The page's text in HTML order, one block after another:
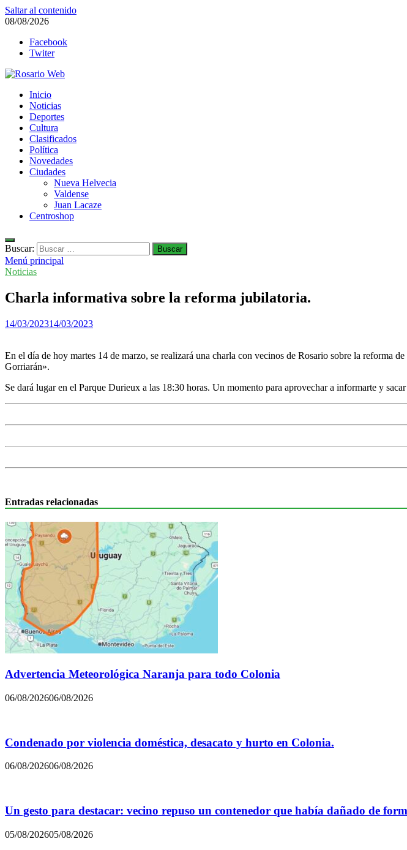
Saltar al contenido
08/08/2026
Facebook
Twiter
Rosario Web
Todas la noticias de Rosario y la zona
Inicio
Noticias
Deportes
Cultura
Clasificados
Política
Novedades
Ciudades
Nueva Helvecia
Valdense
Juan Lacaze
Centroshop
Buscar:
Menú principal
Noticias
Charla informativa sobre la reforma jubilatoria.
14/03/202314/03/2023
En el día de hoy martes 14 de marzo, se realizará una charla con vecinos de Rosario sobre la reforma
Gorriarán».
Se dará lugar en el Parque Durieux a las 18:30 horas. Un momento para aprovechar a informarte y sacar
Entradas relacionadas
Advertencia Meteorológica Naranja para todo Colonia
06/08/202606/08/2026
Condenado por violencia doméstica, desacato y hurto en Colonia.
06/08/202606/08/2026
Un gesto para destacar: vecino repuso un contenedor que había dañado de
05/08/202605/08/2026